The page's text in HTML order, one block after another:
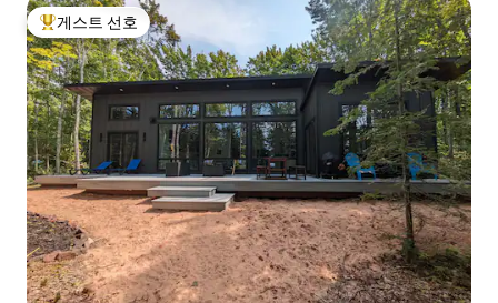
상위 게스트 선호
게스트 선호